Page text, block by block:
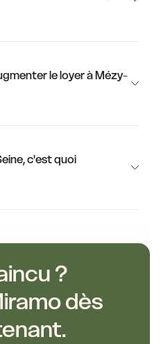
le loyer à Mézy-
c'est quoi
?
dès